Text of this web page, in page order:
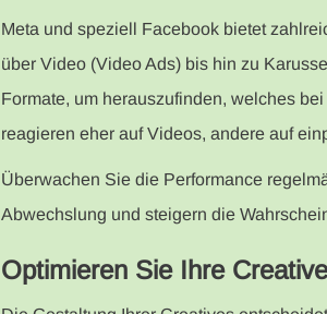
Meta und speziell Facebook bietet
über Video (Video Ads) bis hin zu
Formate, um herauszufinden, welches
reagieren eher auf Videos, andere auf
Überwachen Sie die Performance
Abwechslung und steigern die
Optimieren Sie Ihre